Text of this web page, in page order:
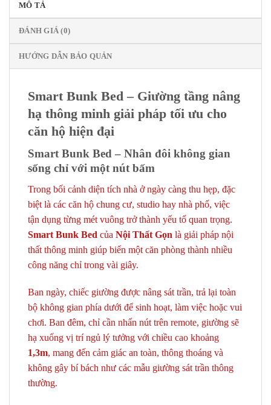
MÔ TẢ
ĐÁNH GIÁ (0)
HƯỚNG DẪN BẢO QUẢN
Smart Bunk Bed – Giường tầng nâng
hạ thông minh giải pháp tối ưu cho
căn hộ hiện đại
Smart Bunk Bed – Nhân đôi không gian
sống chỉ với một nút bấm
Trong bối cảnh diện tích nhà ở ngày càng thu hẹp, đặc
biệt là các căn hộ chung cư, studio hay nhà phố, việc
tận dụng từng mét vuông trở thành yếu tố quan trọng.
Smart Bunk Bed của Nội Thất Gọn là giải pháp nội
thất thông minh giúp biến một căn phòng thành nhiều
công năng chỉ trong vài giây.
Ban ngày, chiếc giường được nâng sát trần, trả lại toàn
bộ không gian phía dưới để sinh hoạt, làm việc hoặc vui
chơi. Ban đêm, chỉ cần nhấn nút trên remote, giường sẽ
hạ xuống vị trí ngủ lý tưởng với chiều cao khoảng
1,3m, mang đến cảm giác an toàn, thông thoáng và
không gây bí bách như các mẫu giường sát trần thông
thường.